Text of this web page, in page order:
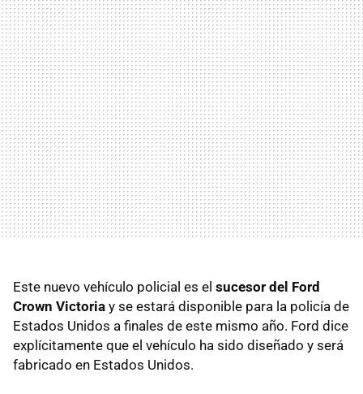
Este nuevo vehículo policial es el sucesor del Ford
Crown Victoria y se estará disponible para la policía de
Estados Unidos a finales de este mismo año. Ford dice
explícitamente que el vehículo ha sido diseñado y será
fabricado en Estados Unidos.